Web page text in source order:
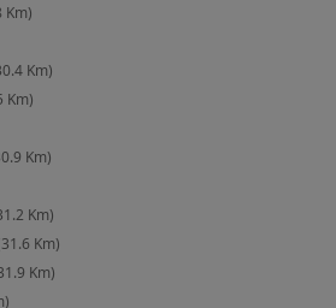
Km)
Km)
Km)
Km)
Km)
Km)
Km)